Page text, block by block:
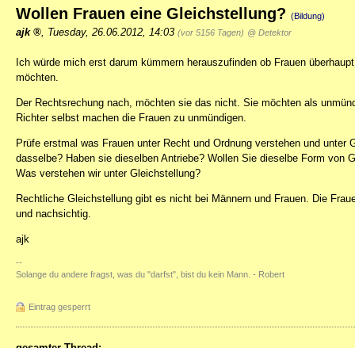
Wollen Frauen eine Gleichstellung? (Bildung)
ajk Tuesday, 26.06.2012, 14:03 (vor 5156 Tagen) @ Detektor
Ich würde mich erst darum kümmern herauszufinden ob Frauen
möchten.
Der Rechtsrechung nach, möchten sie das nicht. Sie möchten als
Richter selbst machen die Frauen zu unmündigen.
Prüfe erstmal was Frauen unter Recht und Ordnung verstehen und
dasselbe? Haben sie dieselben Antriebe? Wollen Sie dieselbe Form von
Was verstehen wir unter Gleichstellung?
Rechtliche Gleichstellung gibt es nicht bei Männern und Frauen. Die
und nachsichtig.
ajk
--
Solange du andere fragst, was du "darfst", bist du kein Mann. - Robert
Eintrag gesperrt